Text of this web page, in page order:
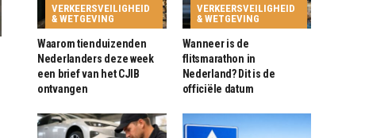
VERKEERSVEILIGHEID
& WETGEVING
Waarom tienduizenden
Nederlanders deze week
een brief van het CJIB
ontvangen
VERKEERSVEILIGHEID
& WETGEVING
Wanneer is de
flitsmarathon in
Nederland? Dit is de
officiële datum